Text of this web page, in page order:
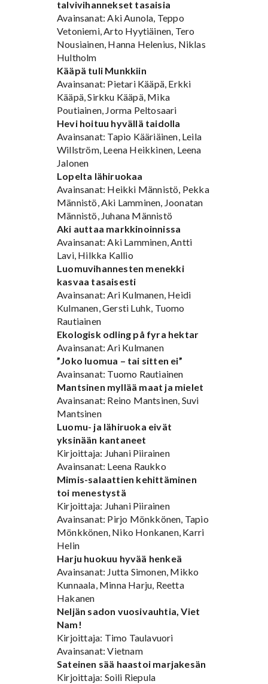
talvivihannekset tasaisia
Avainsanat: Aki Aunola, Teppo
Vetoniemi, Arto Hyytiäinen, Tero
Nousiainen, Hanna Helenius, Niklas
Hultholm
Kääpä tuli Munkkiin
Avainsanat: Pietari Kääpä, Erkki
Kääpä, Sirkku Kääpä, Mika
Poutiainen, Jorma Peltosaari
Hevi hoituu hyvällä taidolla
Avainsanat: Tapio Kääriäinen, Leila
Willström, Leena Heikkinen, Leena
Jalonen
Lopelta lähiruokaa
Avainsanat: Heikki Männistö, Pekka
Männistö, Aki Lamminen, Joonatan
Männistö, Juhana Männistö
Aki auttaa markkinoinnissa
Avainsanat: Aki Lamminen, Antti
Lavi, Hilkka Kallio
Luomuvihannesten menekki
kasvaa tasaisesti
Avainsanat: Ari Kulmanen, Heidi
Kulmanen, Gersti Luhk, Tuomo
Rautiainen
Ekologisk odling på fyra hektar
Avainsanat: Ari Kulmanen
”Joko luomua – tai sitten ei”
Avainsanat: Tuomo Rautiainen
Mantsinen myllää maat ja mielet
Avainsanat: Reino Mantsinen, Suvi
Mantsinen
Luomu- ja lähiruoka eivät
yksinään kantaneet
Kirjoittaja: Juhani Piirainen
Avainsanat: Leena Raukko
Mimis-salaattien kehittäminen
toi menestystä
Kirjoittaja: Juhani Piirainen
Avainsanat: Pirjo Mönkkönen, Tapio
Mönkkönen, Niko Honkanen, Karri
Helin
Harju huokuu hyvää henkeä
Avainsanat: Jutta Simonen, Mikko
Kunnaala, Minna Harju, Reetta
Hakanen
Neljän sadon vuosivauhtia, Viet
Nam!
Kirjoittaja: Timo Taulavuori
Avainsanat: Vietnam
Sateinen sää haastoi marjakesän
Kirjoittaja: Soili Riepula